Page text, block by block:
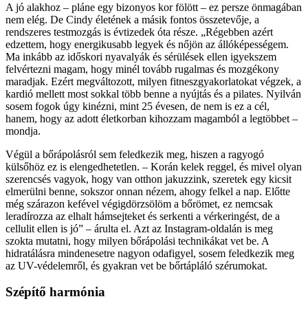
A jó alakhoz – pláne egy bizonyos kor fölött – ez persze önmagában
nem elég. De Cindy életének a másik fontos összetevője, a
rendszeres testmozgás is évtizedek óta része. „Régebben azért
edzettem, hogy energikusabb legyek és nőjön az állóképességem.
Ma inkább az időskori nyavalyák és sérülések ellen igyekszem
felvértezni magam, hogy minél tovább rugalmas és mozgékony
maradjak. Ezért megváltozott, milyen fitneszgyakorlatokat végzek, a
kardió mellett most sokkal több benne a nyújtás és a pilates. Nyilván
sosem fogok úgy kinézni, mint 25 évesen, de nem is ez a cél,
hanem, hogy az adott életkorban kihozzam magamból a legtöbbet –
mondja.
Végül a bőrápolásról sem feledkezik meg, hiszen a ragyogó
külsőhöz ez is elengedhetetlen. – Korán kelek reggel, és mivel olyan
szerencsés vagyok, hogy van otthon jakuzzink, szeretek egy kicsit
elmerülni benne, sokszor onnan nézem, ahogy felkel a nap. Előtte
még szárazon kefével végigdörzsölöm a bőrömet, ez nemcsak
leradírozza az elhalt hámsejteket és serkenti a vérkeringést, de a
cellulit ellen is jó” – árulta el. Azt az Instagram-oldalán is meg
szokta mutatni, hogy milyen bőrápolási technikákat vet be. A
hidratálásra mindenesetre nagyon odafigyel, sosem feledkezik meg
az UV-védelemről, és gyakran vet be bőrtápláló szérumokat.
Szépítő harmónia